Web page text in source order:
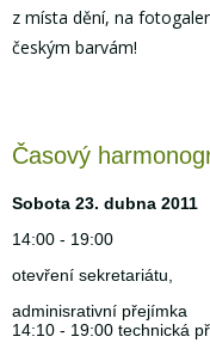
z místa dění, na
českým barvám!
Časový
Sobota 23. dubna 2011
14:00 - 19:00
otevření sekretariátu,
adminisrativní přejímka
14:10 - 19:00 technická